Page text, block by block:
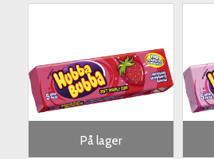
På lager